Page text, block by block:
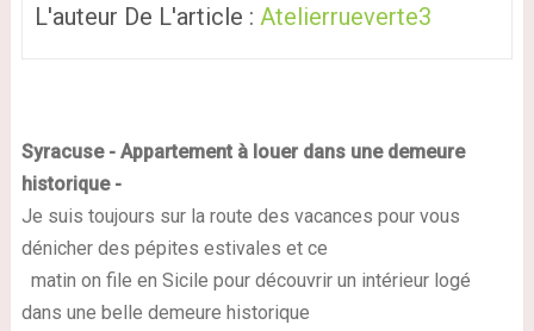
L'auteur De L'article : Atelierrueverte3
Syracuse - Appartement à louer dans une demeure
historique -
Je suis toujours sur la route des vacances pour vous
dénicher des pépites estivales et ce
matin on file en Sicile pour découvrir un intérieur logé
dans une belle demeure historique